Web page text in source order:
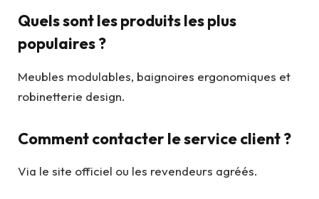
Quels sont les produits les plus
populaires ?
Meubles modulables, baignoires ergonomiques et
robinetterie design.
Comment contacter le service client ?
Via le site officiel ou les revendeurs agréés.